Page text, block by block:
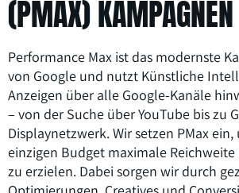
(PMAX) KAMPAGNEN
Performance Max ist das modernste
von Google und nutzt Künstliche
Anzeigen über alle Google-Kanäle
– von der Suche über YouTube bis zu
Displaynetzwerk. Wir setzen PMax
einzigen Budget maximale
zu erzielen. Dabei sorgen wir durch